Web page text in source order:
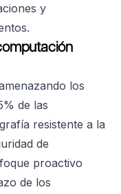
y
los
de las
resistente a la
de
proactivo
de los